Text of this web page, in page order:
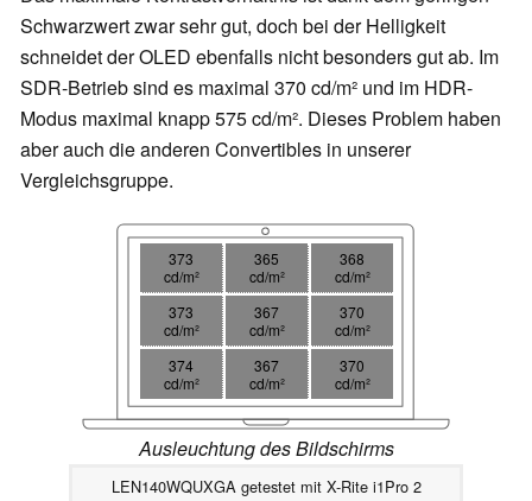
Schwarzwert zwar sehr gut, doch bei der Helligkeit
schneidet der OLED ebenfalls nicht besonders gut ab. Im
SDR-Betrieb sind es maximal 370 cd/m² und im HDR-
Modus maximal knapp 575 cd/m². Dieses Problem haben
aber auch die anderen Convertibles in unserer
Vergleichsgruppe.
373
cd/m²
365
cd/m²
368
cd/m²
373
cd/m²
367
cd/m²
370
cd/m²
374
cd/m²
367
cd/m²
370
cd/m²
Ausleuchtung des Bildschirms
LEN140WQUXGA getestet mit X-Rite i1Pro 2